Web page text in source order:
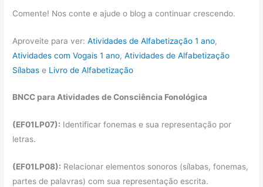
Comente! Nos conte e ajude o blog a continuar crescendo.
Aproveite para ver:Atividades de Alfabetização 1 ano,
Atividades com Vogais 1 ano,Atividades de Alfabetização
Sílabas e Livro de Alfabetização
BNCC para Atividades de Consciência Fonológica
(EF01LP07): Identificar fonemas e sua representação por
letras.
(EF01LP08): Relacionar elementos sonoros (sílabas, fonemas,
partes de palavras) com sua representação escrita.